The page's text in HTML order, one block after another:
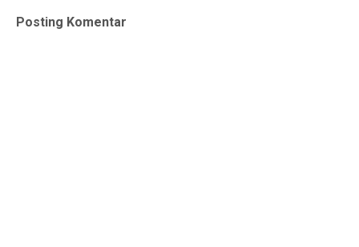
Posting Komentar